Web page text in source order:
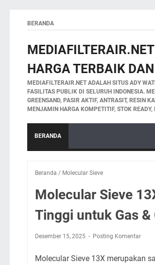
BERANDA
HARGA TERBAIK
MEDIAFILTERAIR.NET ADALAH SITUS ADY
FASILITAS PUBLIK DI SELURUH INDONESIA.
GREENSAND, PASIR AKTIF, ANTRASIT, RESIN
MENJAMIN HARGA KOMPETITIF, STOK
BERANDA
Beranda / Molecular Sieve
Molecular Sieve
Tinggi untuk Gas &
Desember 15, 2025 Posting Komentar
Molecular Sieve 13X merupakan